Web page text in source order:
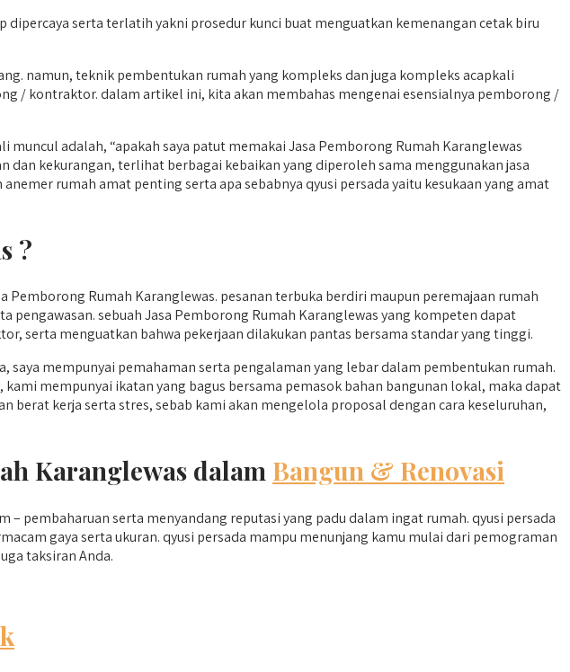
serta terlatih yakni prosedur kunci buat menguatkan kemenangan cetak biru
namun, teknik pembentukan rumah yang kompleks dan juga kompleks acapkali
/ kontraktor. dalam artikel ini, kita akan membahas mengenai esensialnya pemborong /
adalah, “apakah saya patut memakai Jasa Pemborong Rumah Karanglewas
kekurangan, terlihat berbagai kebaikan yang diperoleh sama menggunakan jasa
rumah amat penting serta apa sebabnya qyusi persada yaitu kesukaan yang amat
?
Rumah Karanglewas. pesanan terbuka berdiri maupun peremajaan rumah
sebuah Jasa Pemborong Rumah Karanglewas yang kompeten dapat
serta menguatkan bahwa pekerjaan dilakukan pantas bersama standar yang tinggi.
saya mempunyai pemahaman serta pengalaman yang lebar dalam pembentukan rumah.
mempunyai ikatan yang bagus bersama pemasok bahan bangunan lokal, maka dapat
kerja serta stres, sebab kami akan mengelola proposal dengan cara keseluruhan,
Karanglewas dalam Bangun & Renovasi
pembaharuan serta menyandang reputasi yang padu dalam ingat rumah. qyusi persada
gaya serta ukuran. qyusi persada mampu menunjang kamu mulai dari pemograman
taksiran Anda.